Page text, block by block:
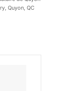
Quyon, QC